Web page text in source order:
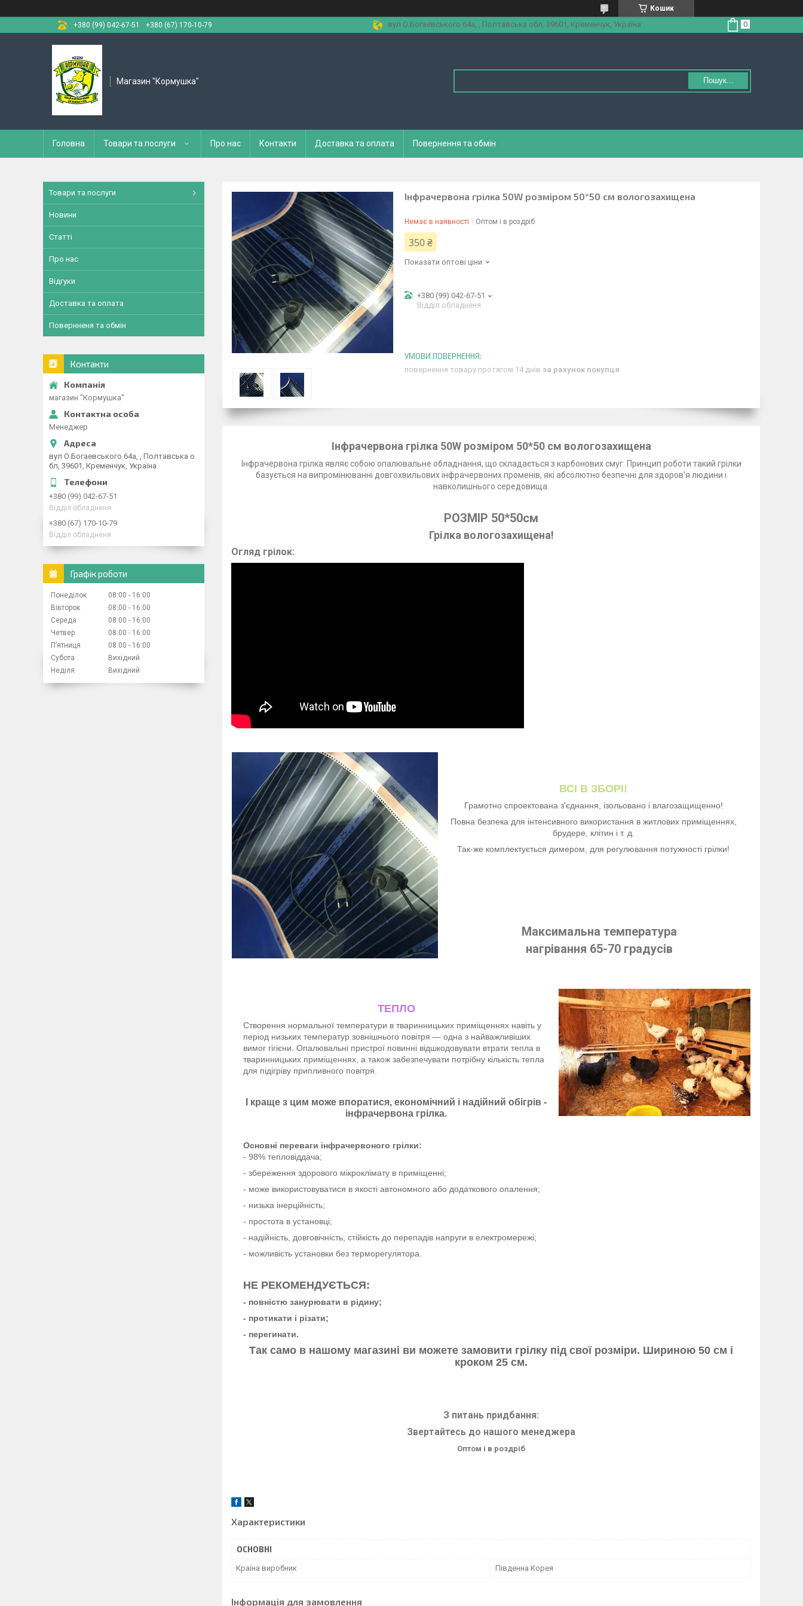
Кошик
+380 (99) 042-67-51
+380 (67) 170-10-79 вул О.Богаевського 64а, , Полтавська обл, 39601, Кременчук, Україна
Магазин "Кормушка" Пошук...
Головна Товари та послуги Про нас Контакти Доставка та оплата Повернення та обмін
Інфрачервона грілка 50W розміром 50*50 см вологозахищена
Немає в наявності Оптом і в роздріб
350 ₴
Показати оптові ціни
+380 (99) 042-67-51
Відділ обладненя
повернення товару протягом 14 днів за рахунок покупця
Інфрачервона грілка 50W розміром 50*50 см вологозахищена
Інфрачервона грілка являє собою опалювальне обладнання, що складається з карбонових смуг. Принцип роботи такий грілки
базується на випромінюванні довгохвильових інфрачервоних променів, які абсолютно безпечні для здоров'я людини і
навколишнього середовища.
РОЗМІР 50*50см
Грілка вологозахищена!
Огляд грілок:
ВСІ В ЗБОРІ!
Грамотно спроектована з'єднання, ізольовано і влагозащищенно!
Повна безпека для інтенсивного використання в житлових приміщеннях,
брудере, клітин і т. д.
Так-же комплектується димером, для регулювання потужності грілки!
Максимальна температура
нагрівання 65-70 градусів
ТЕПЛО
Створення нормальної температури в тваринницьких приміщеннях навіть у
період низьких температур зовнішнього повітря — одна з найважливіших
вимог гігієни. Опалювальні пристрої повинні відшкодовувати втрати тепла в
тваринницьких приміщеннях, а також забезпечувати потрібну кількість тепла
для підігріву припливного повітря.
І краще з цим може впоратися, економічний і надійний обігрів -
інфрачервона грілка.
Основні переваги інфрачервоного грілки:
- 98% тепловіддача;
- збереження здорового мікроклімату в приміщенні;
- може використовуватися в якості автономного або додаткового опалення;
- низька інерційність;
- простота в установці;
- надійність, довговічність, стійкість до перепадів напруги в електромережі;
- можливість установки без терморегулятора.
НЕ РЕКОМЕНДУЄТЬСЯ:
- повністю занурювати в рідину;
- протикати і різати;
- перегинати.
Так само в нашому магазині ви можете замовити грілку під свої розміри. Шириною 50 см і
кроком 25 см.
З питань придбання:
Звертайтесь до нашого менеджера
Оптом і в роздріб
Характеристики
ОСНОВНІ
Країна виробник Південна Корея
Інформація для замовлення
Товари та послуги
Новини
Статті
Про нас
Відгуки
Доставка та оплата
Повернненя та обмін
Контакти
магазин "Кормушка"
Менеджер
вул О.Богаевського 64а, , Полтавська о
бл, 39601, Кременчук, Україна
+380 (99) 042-67-51
Відділ обладненя
+380 (67) 170-10-79
Відділ обладненя
Графік роботи
Понеділок 08:00
16:00
Вівторок
08:00
16:00
Середа
08:00
16:00
Четвер
08:00
16:00
Пʼятниця
08:00
16:00
Субота
Вихідний
Неділя
Вихідний